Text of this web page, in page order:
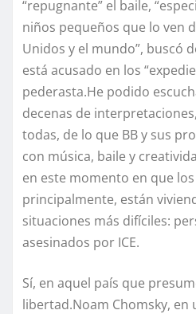
“repugnante” el baile,
niños pequeños que lo ven
Unidos y el mundo”, buscó
está acusado en los
pederasta.He podido
decenas de
todas, de lo que BB y sus
con música, baile y
en este momento en que
principalmente, están
situaciones más difíciles:
asesinados por ICE.
Sí, en aquel país que
libertad.Noam Chomsky, en